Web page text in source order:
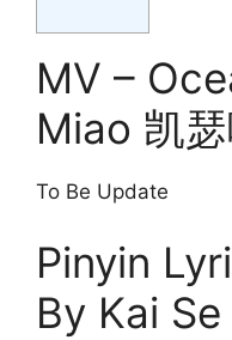
MV –
Miao 凯
To Be Update
Pinyin
By Kai